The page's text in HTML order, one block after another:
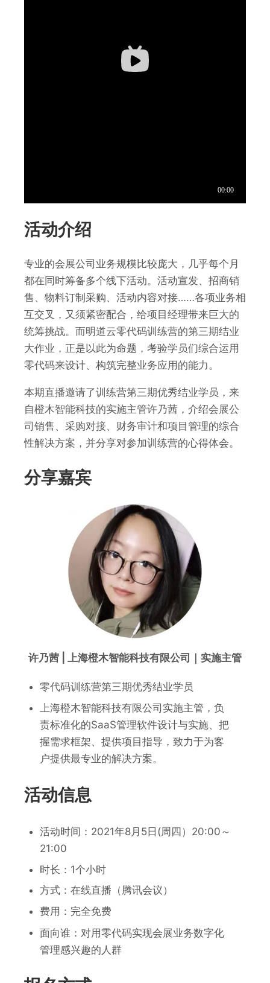
活动介绍
专业的会展公司业务规模比较庞大，几乎每个月
都在同时筹备多个线下活动。活动宣发、招商销
售、物料订制采购、活动内容对接……各项业务相
互交叉，又须紧密配合，给项目经理带来巨大的
统筹挑战。而明道云零代码训练营的第三期结业
大作业，正是以此为命题，考验学员们综合运用
零代码来设计、构筑完整业务应用的能力。
本期直播邀请了训练营第三期优秀结业学员，来
自橙木智能科技的实施主管许乃茜，介绍会展公
司销售、采购对接、财务审计和项目管理的综合
性解决方案，并分享对参加训练营的心得体会。
分享嘉宾
许乃茜 | 上海橙木智能科技有限公司｜实施主管
零代码训练营第三期优秀结业学员
上海橙木智能科技有限公司实施主管，负
责标准化的SaaS管理软件设计与实施、把
握需求框架、提供项目指导，致力于为客
户提供最专业的解决方案。
活动信息
活动时间：2021年8月5日(周四）20:00～
21:00
时长：1个小时
方式：在线直播（腾讯会议）
费用：完全免费
面向谁：对用零代码实现会展业务数字化
管理感兴趣的人群